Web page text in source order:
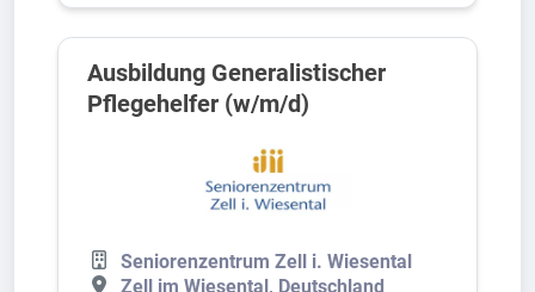
Ausbildung Generalistischer
Pflegehelfer (w/m/d)
Seniorenzentrum Zell i. Wiesental
Zell im Wiesental, Deutschland